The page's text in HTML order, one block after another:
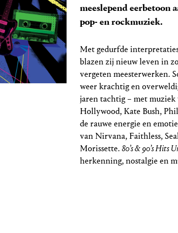
meeslepend eerbetoon
pop- en rockmuziek.
Met gedurfde
blazen zij nieuw leven in
vergeten meesterwerken.
weer krachtig en
jaren tachtig – met
Hollywood, Kate Bush,
de rauwe energie en
van Nirvana, Faithless,
Morissette.80’s & 90’s Hits
herkenning, nostalgie en